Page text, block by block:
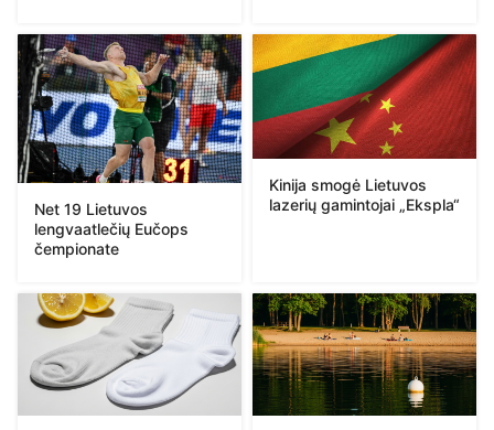
Net 19 Lietuvos
lengvaatlečių Eučops
čempionate
Kinija smogė Lietuvos
lazerių gamintojai „Ekspla“